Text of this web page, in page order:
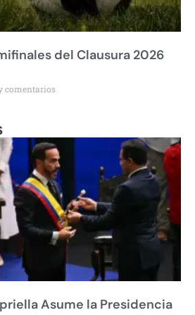
del Clausura 2026
comentarios
Asume la Presidencia